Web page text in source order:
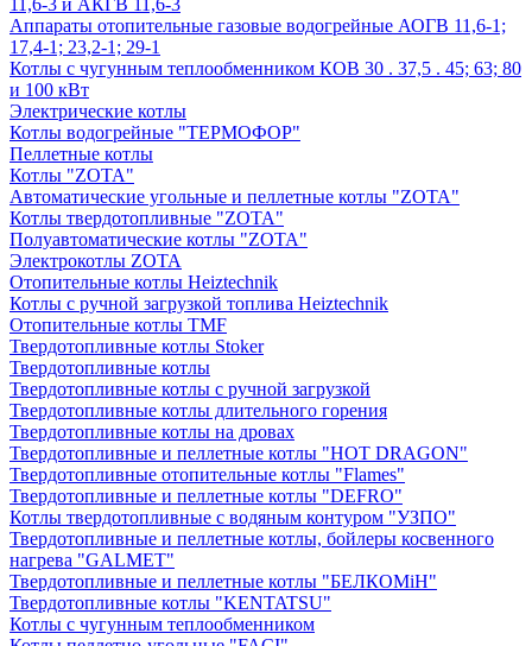
11,6-3 и АКГВ 11,6-3
Аппараты отопительные газовые водогрейные АОГВ 11,6-1;
17,4-1; 23,2-1; 29-1
Котлы с чугунным теплообменником КОВ 30 . 37,5 . 45; 63; 80
и 100 кВт
Электрические котлы
Котлы водогрейные "ТЕРМОФОР"
Пеллетные котлы
Котлы "ZOTA"
Автоматические угольные и пеллетные котлы "ZOTA"
Котлы твердотопливные "ZOTA"
Полуавтоматические котлы "ZOTA"
Электрокотлы ZOTA
Отопительные котлы Heiztechnik
Котлы с ручной загрузкой топлива Heiztechnik
Отопительные котлы TMF
Твердотопливные котлы Stoker
Твердотопливные котлы
Твердотопливные котлы с ручной загрузкой
Твердотопливные котлы длительного горения
Твердотопливные котлы на дровах
Твердотопливные и пеллетные котлы "HOT DRAGON"
Твердотопливные отопительные котлы "Flames"
Твердотопливные и пеллетные котлы "DEFRO"
Котлы твердотопливные с водяным контуром "УЗПО"
Твердотопливные и пеллетные котлы, бойлеры косвенного
нагрева "GALMET"
Твердотопливные и пеллетные котлы "БЕЛКОМiН"
Твердотопливные котлы "KENTATSU"
Котлы с чугунным теплообменником